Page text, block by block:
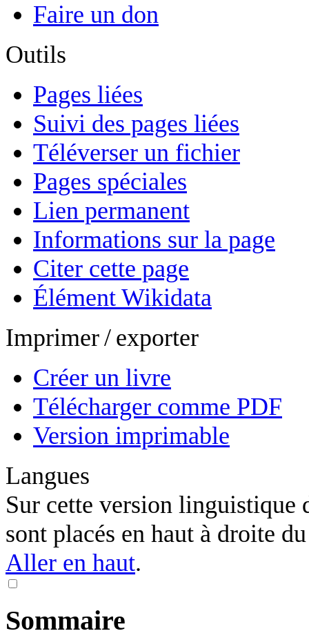
Faire un don
Outils
Pages liées
Suivi des pages liées
Téléverser un fichier
Pages spéciales
Lien permanent
Informations sur la page
Citer cette page
Élément Wikidata
Imprimer / exporter
Créer un livre
Télécharger comme PDF
Version imprimable
Langues
Sur cette version linguistique
sont placés en haut à droite
Aller en haut.
Sommaire